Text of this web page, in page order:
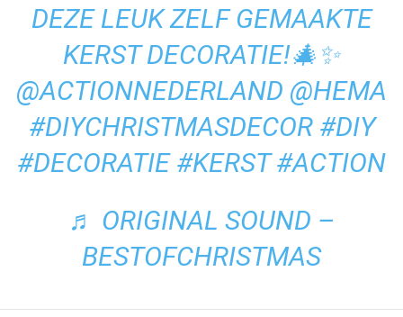
DEZE LEUK ZELF GEMAAKTE
KERST DECORATIE!🎄✨
@ACTIONNEDERLAND @HEMA
#DIYCHRISTMASDECOR #DIY
#DECORATIE #KERST #ACTION
♬ ORIGINAL SOUND –
BESTOFCHRISTMAS